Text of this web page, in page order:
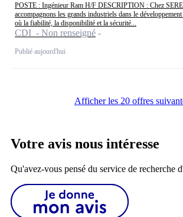
POSTE : Ingénieur Ram H/F DESCRIPTION : Chez
accompagnons les grands industriels dans le
où la fiabilité, la disponibilité et la sécurité...
CDI - Non renseigné
Publié aujourd'hui
Afficher les 20 offres
Votre avis nous intéresse
Qu'avez-vous pensé du service de recherche